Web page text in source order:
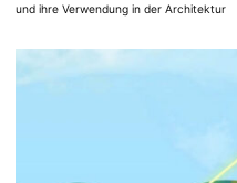
und ihre Verwendung in der Architektur